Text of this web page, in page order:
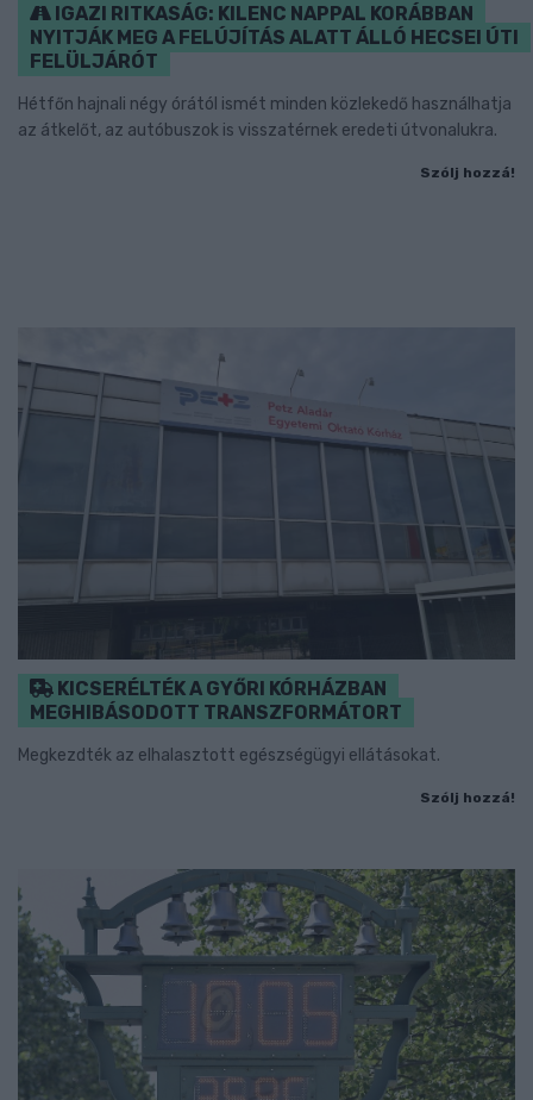
IGAZI RITKASÁG: KILENC NAPPAL KORÁBBAN
NYITJÁK MEG A FELÚJÍTÁS ALATT ÁLLÓ HECSEI ÚTI
FELÜLJÁRÓT
Hétfőn hajnali négy órától ismét minden közlekedő használhatja
az átkelőt, az autóbuszok is visszatérnek eredeti útvonalukra.
Szólj hozzá!
KICSERÉLTÉK A GYŐRI KÓRHÁZBAN
MEGHIBÁSODOTT TRANSZFORMÁTORT
Megkezdték az elhalasztott egészségügyi ellátásokat.
Szólj hozzá!